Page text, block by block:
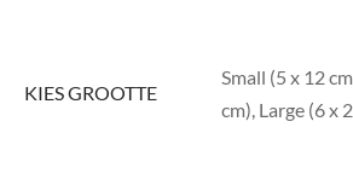
KIES GROOTTE
Small (5 x 12
cm), Large (6 x